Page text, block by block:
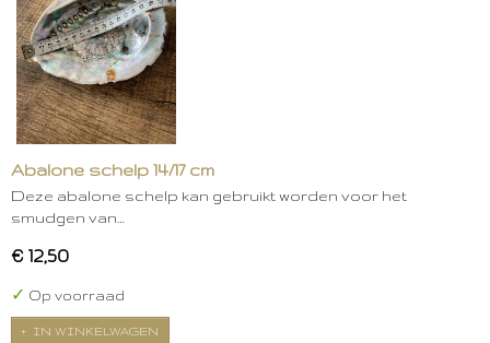
Abalone schelp 14/17 cm
Deze abalone schelp kan gebruikt worden voor het
smudgen van…
€ 12,50
✓ Op voorraad
IN WINKELWAGEN